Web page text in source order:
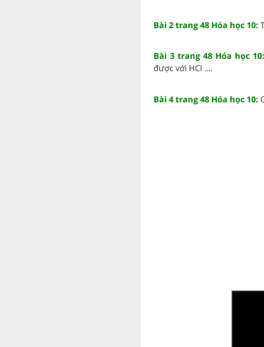
Bài 2 trang 48 Hóa học 10:
Bài 3 trang 48 Hóa học 10:
được với HCl ....
Bài 4 trang 48 Hóa học 10: